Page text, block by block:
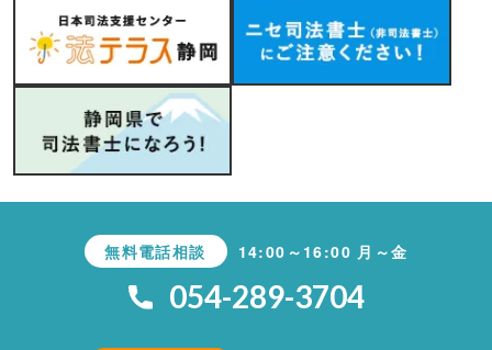
無料電話相談 14:00～16:00 月～金
054-289-3704